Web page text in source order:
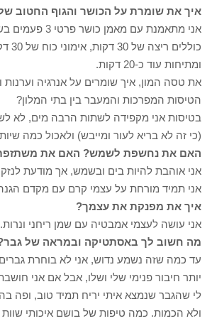
איך את שומרת על הכושר והגוף החטוב
אני מתאמנת עם
ומתיחות עוד כ-20 דקות.
את טסה המון, איך שומרים על אנרגיה וערנות
הטיסות המפרכות והמעבר בין בתי המלון?
בטיסות אני מקפידה לשתות הרבה מים, לא
(כי זה לא בריא לעור ומייבש) ולאכול כמה
האם את נחשפת לשמש? האם את
אני אוהבת להיות בים ובשמש, אך מודעת
אני תמיד מורחת על עצמי קרם עם מקדם
איך את מפנקת את עצמך?
אני עושה לעצמי אמבטיה עם שמן ריחני ונרות.
מה חשוב לך באסתטיקה ובמראה של
עד כמה שזה נשמע נדוש, אני לא בוחרת גברים
יותר חיבור פנימי שלי ושלו, אבל אם אני
לי שהגבר שנמצא איתי יריח תמיד טוב, ופה
ולא הכמות. כמה טיפות של בושם איכותי